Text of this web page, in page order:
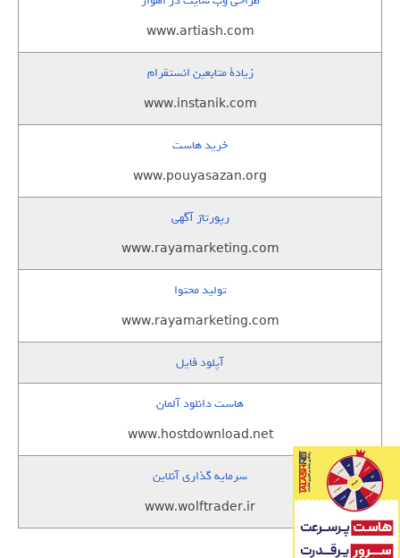
www.artiash.com
زيادة متابعين انستقرام
www.instanik.com
خرید هاست
www.pouyasazan.org
رپورتاژ آگهی
www.rayamarketing.com
تولید محتوا
www.rayamarketing.com
آپلود فایل
هاست دانلود آلمان
www.hostdownload.net
سرمایه گذاری آنلاین
www.wolftrader.ir